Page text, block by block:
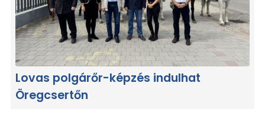
Lovas polgárőr-képzés indulhat
Öregcsertőn